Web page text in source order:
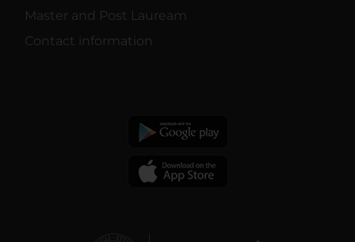
Master and Post Lauream
Contact information